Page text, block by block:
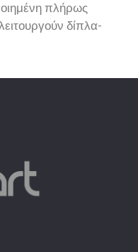
πλήρως
δίπλα-